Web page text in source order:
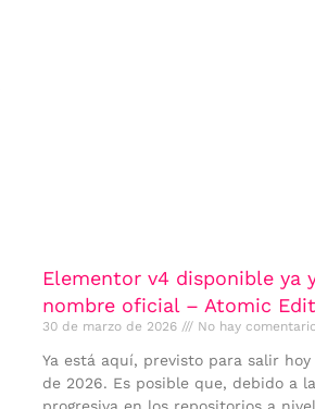
Elementor v4 disponible ya
nombre oficial – Atomic
30 de marzo de 2026 No hay
Ya está aquí, previsto para salir
de 2026. Es posible que, debido a